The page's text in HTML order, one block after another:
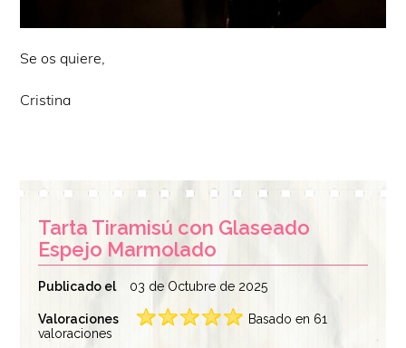
Se os quiere,
Cristina
Tarta Tiramisú con Glaseado
Espejo Marmolado
Publicado el 03 de Octubre de 2025
Valoraciones
Basado en 61
valoraciones